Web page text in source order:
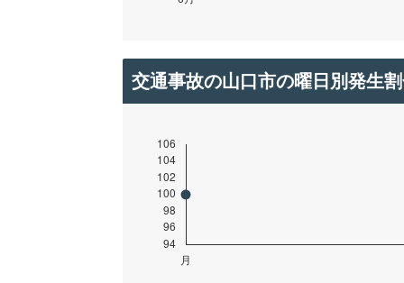
交通事故の山口市の曜日別発生